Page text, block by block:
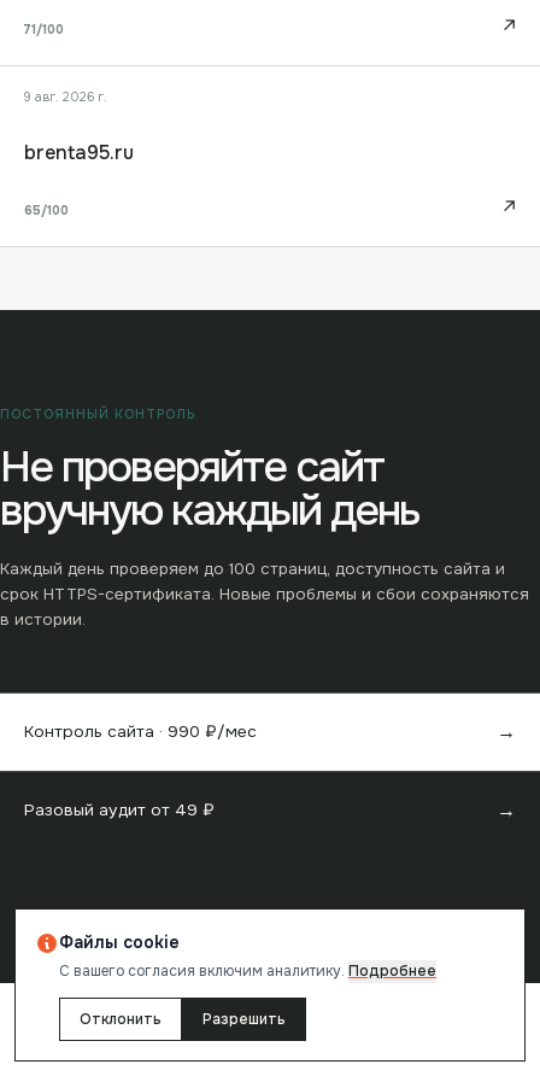
71 /100 ↗
9 авг. 2026 г.
brenta95.ru
65/100 ↗
ПОСТОЯННЫЙ КОНТРОЛЬ
Не проверяйте сайт
вручную каждый день
Каждый день проверяем до 100 страниц, доступность сайта и
срок HTTPS-сертификата. Новые проблемы и сбои сохраняются
в истории.
Контроль сайта · 990 ₽/мес →
Разовый аудит от 49 ₽ →
Отчёт создан вreChecker
Файлы cookie
С вашего согласия включим аналитику. Подробнее
Отклонить Разрешить